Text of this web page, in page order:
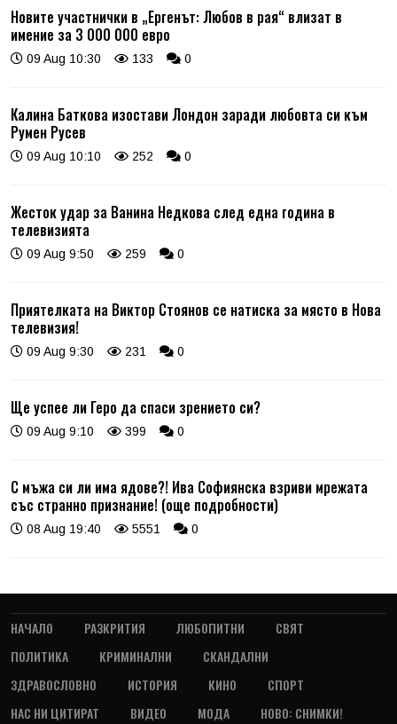
Новите участнички в „Ергенът: Любов в рая“ влизат в
имение за 3 000 000 евро
09 Aug 10:30 133 0
Калина Баткова изостави Лондон заради любовта си към
Румен Русев
09 Aug 10:10 252 0
Жесток удар за Ванина Недкова след една година в
телевизията
09 Aug 9:50 259 0
Приятелката на Виктор Стоянов се натиска за място в Нова
телевизия!
09 Aug 9:30 231 0
Ще успее ли Геро да спаси зрението си?
09 Aug 9:10 399 0
С мъжа си ли има ядове?! Ива Софиянска взриви мрежата
със странно признание! (още подробности)
08 Aug 19:40 5551 0
НАЧАЛО РАЗКРИТИЯ ЛЮБОПИТНИ
СВЯТ
ПОЛИТИКА
КРИМИНАЛНИ
СКАНДАЛНИ
ЗДРАВОСЛОВНО
ИСТОРИЯ КИНО
СПОРТ
НАС НИ ЦИТИРАТ
ВИДЕО МОДА
НОВО: СНИМКИ!